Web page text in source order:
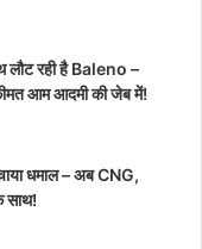
लौट रही है Baleno –
आम आदमी की जेब में!
धमाल – अब CNG,
साथ!